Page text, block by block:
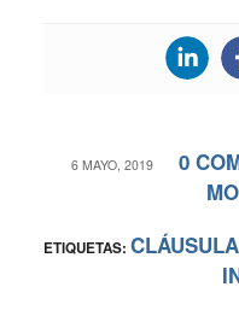
6 MAYO, 2019
/ 0
ETIQUETAS: